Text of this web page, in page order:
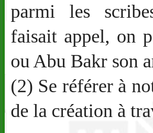
parmi les
faisait appel, on
ou Abu Bakr son
(2) Se référer à
de la création à